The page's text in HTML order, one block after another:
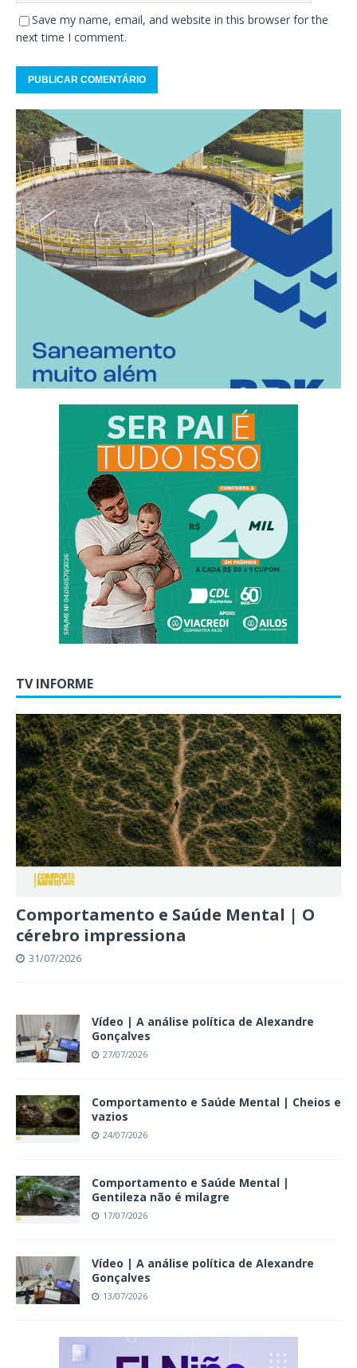
Save my name, email, and website in this browser for the
next time I comment.
TV INFORME
Comportamento e Saúde Mental | O
cérebro impressiona
31/07/2026
Vídeo | A análise política de Alexandre
Gonçalves
27/07/2026
Comportamento e Saúde Mental | Cheios e
vazios
24/07/2026
Comportamento e Saúde Mental |
Gentileza não é milagre
17/07/2026
Vídeo | A análise política de Alexandre
Gonçalves
13/07/2026